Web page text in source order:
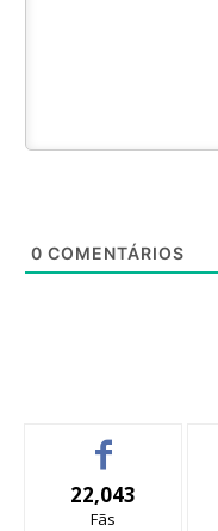
0 COMENTÁRIOS
22,043
Fãs